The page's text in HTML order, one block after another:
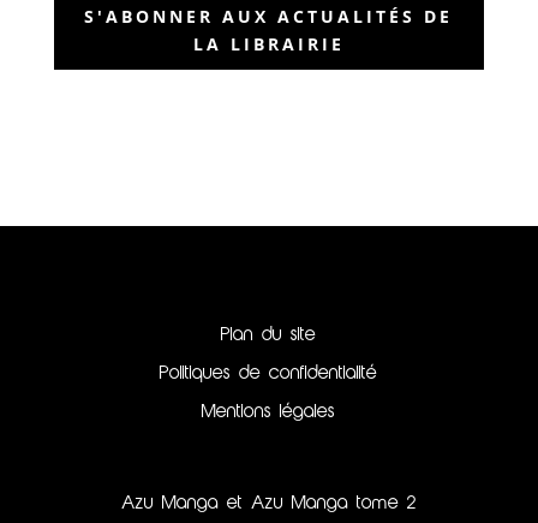
S'ABONNER AUX ACTUALITÉS DE
LA LIBRAIRIE
Plan du site
Politiques de confidentialité
Mentions légales
Azu Manga et Azu Manga tome 2